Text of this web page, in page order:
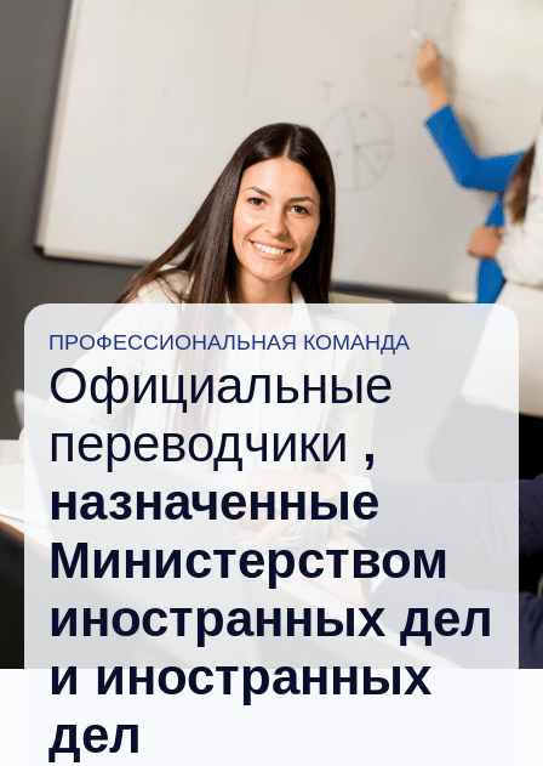
ПРОФЕССИОНАЛЬНАЯ КОМАНДА
Официальные
переводчики ,
назначенные
Министерством
иностранных дел
и иностранных
дел